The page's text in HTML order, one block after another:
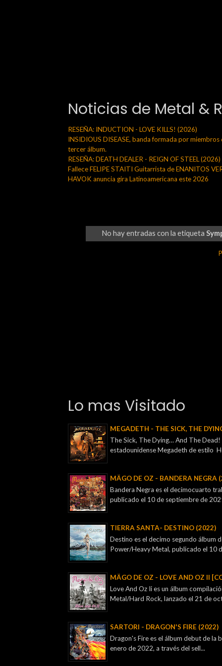
Noticias de Metal &
RESEÑA: INDUCTION - LOVE KILLS! (2026)
INSIDIOUS DISEASE, banda formada por
tercer álbum.
RESEÑA: DEATH DEALER - REIGN OF STEEL (2026)
Fallece FELIPE STAITI Guitarrista de ENANITOS
HAVOK anuncia gira Latinoamericana este 2026
No hay entradas con la etiqueta
Lo mas Visitado
MEGADETH - THE SICK, THE
The Sick, The Dying… And The
estadounidense Megadeth de estilo
MÄGO DE OZ - BANDERA NEGRA
Bandera Negra es el decimocuarto
publicado el 10 de septiembre de
TIERRA SANTA- DESTINO (2022)
Destino es el decimo segundo álbum
Power/Heavy Metal, publicado el 10
MÄGO DE OZ - LOVE AND OZ II
Love And Oz Ii es un álbum
Metal/Hard Rock, lanzado el 21 de
SARTORI - DRAGON'S FIRE (2022)
Dragon's Fire es el álbum debut de la
enero de 2022, a través del sell...